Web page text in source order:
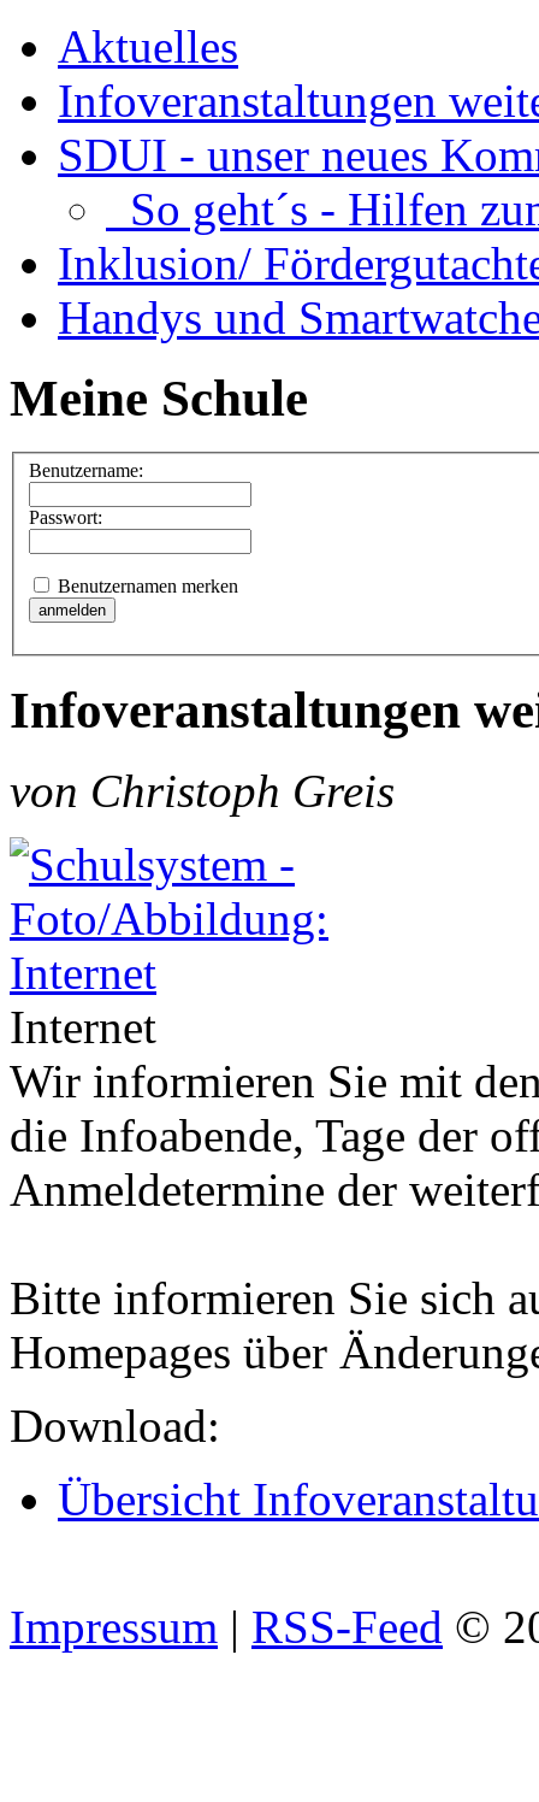
Aktuelles
Infoveranstaltungen
SDUI - unser neues
So geht´s - Hilfen
Inklusion/
Handys und
Meine Schule
Benutzername:
Passwort:
Benutzernamen merken
Infoveranstaltungen
von Christoph Greis
Internet
Wir informieren Sie mit
die Infoabende, Tage der
Anmeldetermine der
Bitte informieren Sie sich
Homepages über
Download:
Übersicht
Impressum | RSS-Feed ©